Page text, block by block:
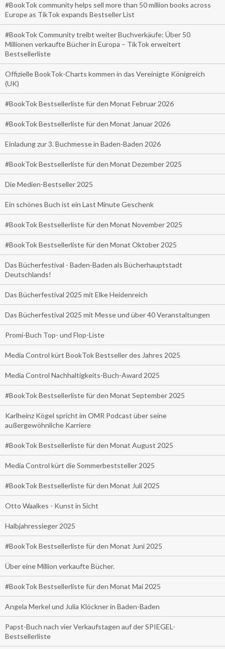
#BookTok community helps sell more than 50 million books across
Europe as TikTok expands Bestseller List
#BookTok Community treibt weiter Buchverkäufe: Über 50
Millionen verkaufte Bücher in Europa – TikTok erweitert
Bestsellerliste
Offizielle BookTok-Charts kommen in das Vereinigte Königreich
(UK)
#BookTok Bestsellerliste für den Monat Februar 2026
#BookTok Bestsellerliste für den Monat Januar 2026
Einladung zur 3. Buchmesse in Baden-Baden 2026
#BookTok Bestsellerliste für den Monat Dezember 2025
Die Medien-Bestseller 2025
Ein schönes Buch ist ein Last Minute Geschenk
#BookTok Bestsellerliste für den Monat November 2025
#BookTok Bestsellerliste für den Monat Oktober 2025
Das Bücherfestival - Baden-Baden als Bücherhauptstadt
Deutschlands!
Das Bücherfestival 2025 mit Elke Heidenreich
Das Bücherfestival 2025 mit Messe und über 40 Veranstaltungen
Promi-Buch Top- und Flop-Liste
Media Control kürt BookTok Bestseller des Jahres 2025
Media Control Nachhaltigkeits-Buch-Award 2025
#BookTok Bestsellerliste für den Monat September 2025
Karlheinz Kögel spricht im OMR Podcast über seine
außergewöhnliche Karriere
#BookTok Bestsellerliste für den Monat August 2025
Media Control kürt die Sommerbeststeller 2025
#BookTok Bestsellerliste für den Monat Juli 2025
Otto Waalkes - Kunst in Sicht
Halbjahressieger 2025
#BookTok Bestsellerliste für den Monat Juni 2025
Über eine Million verkaufte Bücher.
#BookTok Bestsellerliste für den Monat Mai 2025
Angela Merkel und Julia Klöckner in Baden-Baden
Papst-Buch nach vier Verkaufstagen auf der SPIEGEL-
Bestsellerliste